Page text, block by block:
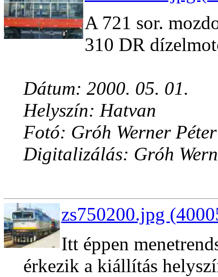
A 721 sor.
310 DR
Dátum: 2000. 05. 01.
Helyszín: Hatvan
Fotó: Gróh Werner Péter
Digitalizálás: Gróh
zs750200.jpg
Itt éppen
érkezik a kiállítás